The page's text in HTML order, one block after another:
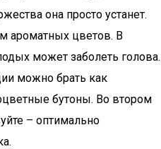
она просто устанет.
ароматных цветов. В
может заболеть голова.
можно брать как
бутоны. Во втором
– оптимально